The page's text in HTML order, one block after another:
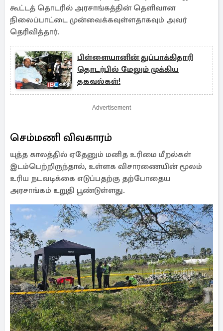
கூட்டத் தொடரில் அரசாங்கத்தின் தெளிவான
நிலைப்பாட்டை முன்வைக்கவுள்ளதாகவும் அவர்
தெரிவித்தார்.
பிள்ளையானின் துப்பாக்கிதாரி
தொடர்பில் மேலும் முக்கிய
தகவல்கள்!
Advertisement
செம்மணி விவகாரம்
யுத்த காலத்தில் ஏதேனும் மனித உரிமை மீறல்கள்
இடம்பெற்றிருந்தால், உள்ளக விசாரணையின் மூலம்
உரிய நடவடிக்கை எடுப்பதற்கு தற்போதைய
அரசாங்கம் உறுதி பூண்டுள்ளது.